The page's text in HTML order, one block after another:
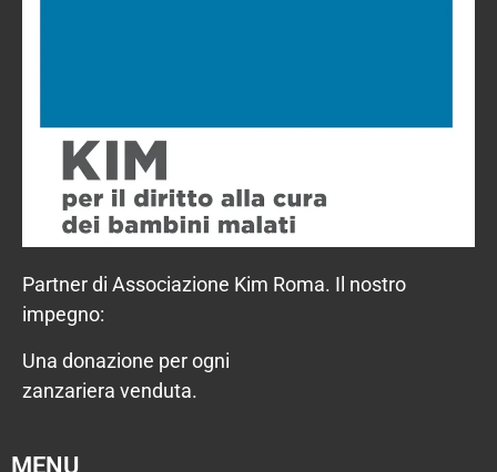
Partner di Associazione Kim Roma. Il nostro
impegno:
Una donazione per ogni
zanzariera venduta.
MENU